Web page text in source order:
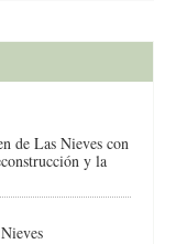
de Las Nieves con
y la